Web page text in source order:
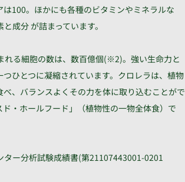
は100。ほかにも各種のビタミンやミネラルな
成分 が詰まっています。
れる細胞の数は、数百億個(※2)。強い生命力と
ひとつに凝縮されています。クロレラは、植物
、バランスよくその力を体に取り込むことがで
ド・ホールフード」（植物性の一物全体食）で
ー分析試験成績書(第21107443001-0201